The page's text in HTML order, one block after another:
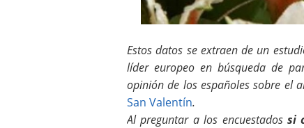
Estos datos se extraen de un
líder europeo en búsqueda de
opinión de los españoles sobre el
San Valentín.
Al preguntar a los encuestados si